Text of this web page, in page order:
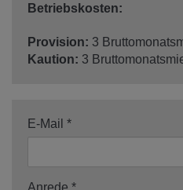
Betriebskosten:
Provision: 3
Kaution: 3
E-Mail
Anrede